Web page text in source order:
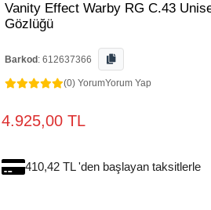
Vanity Effect Warby RG C.43
Gözlüğü
Barkod : 612637366
(0) YorumYorum Yap
4.925,00 TL
410,42 TL 'den başlayan taksitlerle